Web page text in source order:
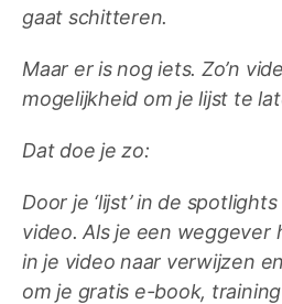
gaat schitteren.
Maar er is nog iets. Zo’n
mogelijkheid om je lijst te
Dat doe je zo:
Door je ‘lijst’ in de
video. Als je een weggever
in je video naar verwijzen
om je gratis e-book,